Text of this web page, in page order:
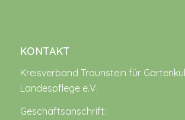
KONTAKT
Kreisverband Traunstein für
Landespflege e.V.
Geschäftsanschrift: